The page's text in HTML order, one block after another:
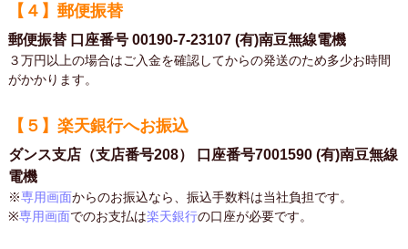
【４】郵便振替
郵便振替 口座番号 00190-7-23107 (有)南豆無線電機
３万円以上の場合はご入金を確認してからの発送のため多少お時間
がかかります。
【５】楽天銀行へお振込
ダンス支店（支店番号208） 口座番号7001590 (有)南豆無線
電機
※専用画面からのお振込なら、振込手数料は当社負担です。
※専用画面でのお支払は楽天銀行の口座が必要です。